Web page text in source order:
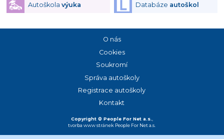
Autoškola výuka Databáze autoškol
Copyright © People For Net a.s.
tvorba www stránek People For Net a.s.
O nás
Cookies
Soukromí
Správa autoškoly
Registrace autoškoly
Kontakt